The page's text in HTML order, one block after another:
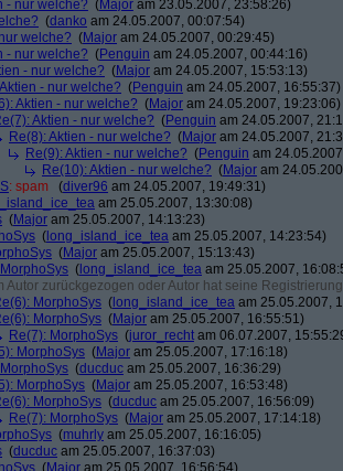
- nur welche? (Major am 23.05.2007, 23:58:26)
(danko am 24.05.2007, 00:07:54)
welche? (Major am 24.05.2007, 00:29:45)
- nur welche? (Penguin am 24.05.2007, 00:44:16)
- nur welche? (Major am 24.05.2007, 15:53:13)
- nur welche? (Penguin am 24.05.2007, 16:55:37)
Aktien - nur welche? (Major am 24.05.2007, 19:23:06)
Aktien - nur welche? (Penguin am 24.05.2007,
Re(8): Aktien - nur welche? (Major am 24.05.2007,
Re(9): Aktien - nur welche? (Penguin am
Re(10): Aktien - nur welche? (Major am
: spam (diver96 am 24.05.2007, 19:49:31)
am 25.05.2007, 13:30:08)
(Major am 25.05.2007, 14:13:23)
( long_island_ice_tea am 25.05.2007, 14:23:54)
(Major am 25.05.2007, 15:13:43)
( long_island_ice_tea am 25.05.2007,
Autor zurückgezogen oder Autor hat seine
MorphoSys ( long_island_ice_tea am 25.05.2007,
MorphoSys (Major am 25.05.2007, 16:55:51)
Re(7): MorphoSys (juror_recht am 06.07.2007,
MorphoSys (Major am 25.05.2007, 17:16:18)
(ducduc am 25.05.2007, 16:36:29)
MorphoSys (Major am 25.05.2007, 16:53:48)
MorphoSys (ducduc am 25.05.2007, 16:56:09)
Re(7): MorphoSys (Major am 25.05.2007, 17:14:18)
(muhrly am 25.05.2007, 16:16:05)
(ducduc am 25.05.2007, 16:37:03)
(Major am 25.05.2007, 16:56:54)